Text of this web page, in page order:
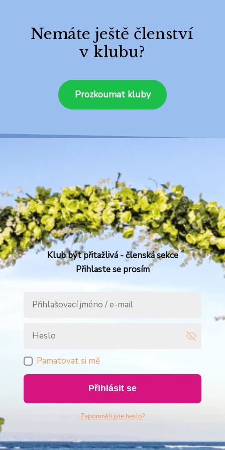
Nemáte ještě členství
v klubu?
Prozkoumat kluby
Klub být přitažlivá - členská sekce
Přihlaste se prosím
Pamatovat si mě
Přihlásit se
Zapomněli jste heslo?